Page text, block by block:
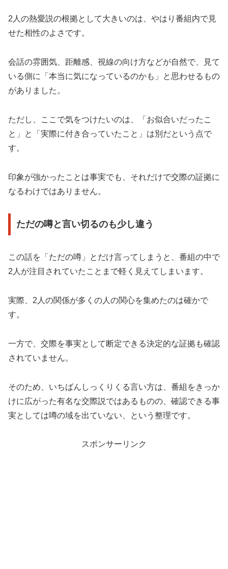
2人の熱愛説の根拠として大きいのは、やはり番組内で見
せた相性のよさです。
会話の雰囲気、距離感、視線の向け方などが自然で、見て
いる側に「本当に気になっているのかも」と思わせるもの
がありました。
ただし、ここで気をつけたいのは、「お似合いだったこ
と」と「実際に付き合っていたこと」は別だという点で
す。
印象が強かったことは事実でも、それだけで交際の証拠に
なるわけではありません。
ただの噂と言い切るのも少し違う
この話を「ただの噂」とだけ言ってしまうと、番組の中で
2人が注目されていたことまで軽く見えてしまいます。
実際、2人の関係が多くの人の関心を集めたのは確かで
す。
一方で、交際を事実として断定できる決定的な証拠も確認
されていません。
そのため、いちばんしっくりくる言い方は、番組をきっか
けに広がった有名な交際説ではあるものの、確認できる事
実としては噂の域を出ていない、という整理です。
スポンサーリンク